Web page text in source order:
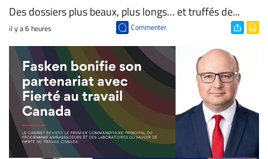
Des dossiers plus beaux, plus longs… et truffés de...
il y a 6 heures Commenter